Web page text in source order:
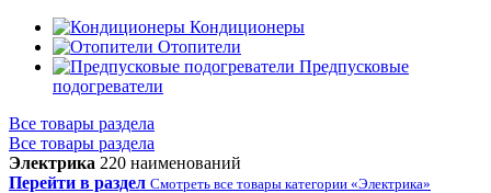
Кондиционеры
Отопители
Предпусковые
подогреватели
Все товары раздела
Все товары раздела
Электрика 220 наименований
Перейти в раздел Смотреть все товары категории «Электрика»